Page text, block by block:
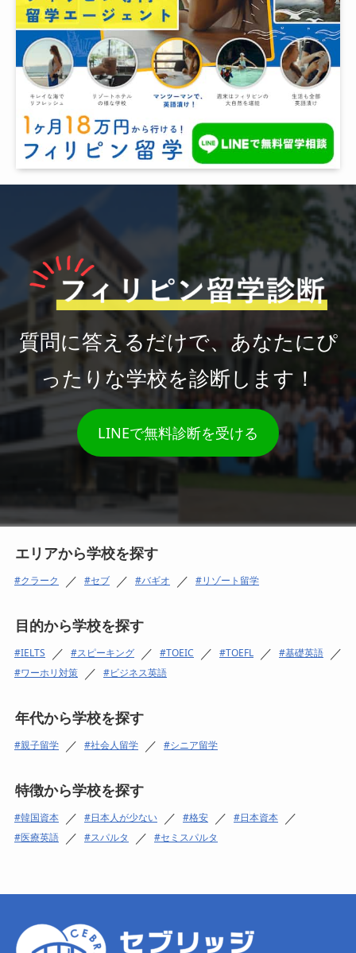
質問に答えるだけで、あなたにぴ
ったりな学校を診断します！
LINEで無料診断を受ける
エリアから学校を探す
クラーク ／ セブ ／ バギオ ／ リゾート留学
目的から学校を探す
IELTS ／ スピーキング ／ TOEIC ／ TOEFL ／ 基礎英語 ／
ワーホリ対策 ／ ビジネス英語
年代から学校を探す
親子留学 ／ 社会人留学 ／ シニア留学
特徴から学校を探す
韓国資本 ／ 日本人が少ない ／ 格安 ／ 日本資本 ／
医療英語 ／ スパルタ ／ セミスパルタ